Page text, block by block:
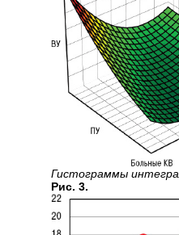
Гистограммы
Рис. 3.